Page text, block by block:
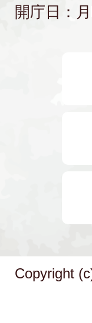
開庁日：
Copyright